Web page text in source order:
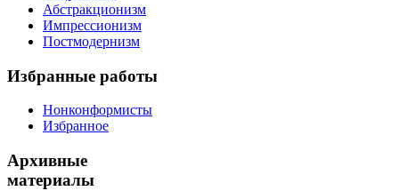
Абстракционизм
Импрессионизм
Постмодернизм
Избранные работы
Нонконформисты
Избранное
Архивные
материалы